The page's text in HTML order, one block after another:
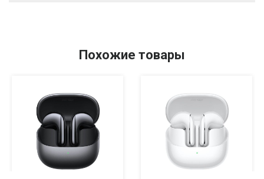
Похожие товары